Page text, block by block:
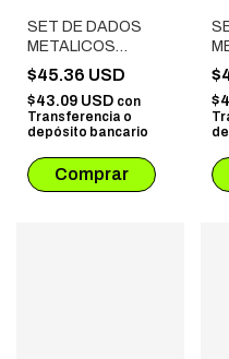
SET DE DADOS
METALICOS
SPINNER CON
ESTUCHE SIMIL
CUERO # 06
DORADO
$45.36 USD
$43.09 USD con
Transferencia o
depósito bancario